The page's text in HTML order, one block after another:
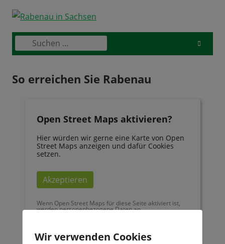
Skip
contentPrimary
Suchen
nach:
So erreichen Sie Rabenau
Open Street Maps aktivieren?
Hier würden wir gerne eine Karte von Open
Street Maps anzeigen und dafür Cookies
setzen.
Akzeptieren
Wenn Open Street Maps für diese Seite aktiviert ist,
werden personenbezogene Daten an
Wir verwenden Cookies